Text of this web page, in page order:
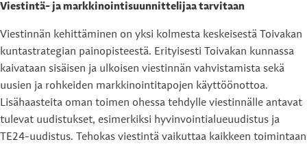
Viestintä- ja markkinointisuunnittelijaa tarvitaan
Viestinnän kehittäminen on yksi kolmesta keskeisestä Toivakan
kuntastrategian painopisteestä. Erityisesti Toivakan kunnassa
kaivataan sisäisen ja ulkoisen viestinnän vahvistamista sekä
uusien ja rohkeiden markkinointitapojen käyttöönottoa.
Lisähaasteita oman toimen ohessa tehdylle viestinnälle antavat
tulevat uudistukset, esimerkiksi hyvinvointialueuudistus ja
TE24-uudistus. Tehokas viestintä vaikuttaa kaikkeen toimintaan